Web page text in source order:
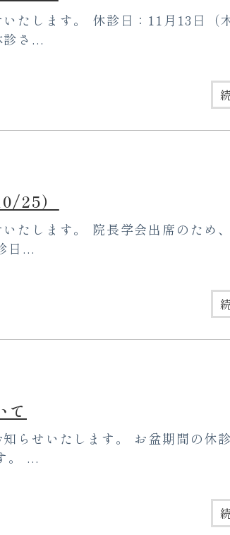
たします。 休診日：11月13日（
さ...
25）
たします。 院長学会出席のため
日...
て
らせいたします。 お盆期間の休
。 ...